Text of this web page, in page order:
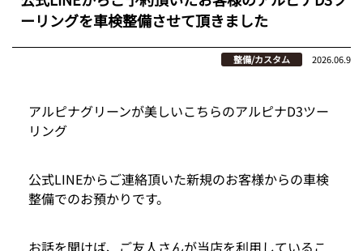
ーリングを車検整備させて頂きました
整備/カスタム 2026.06.9
アルピナグリーンが美しいこちらのアルピナD3ツー
リング
公式LINEからご連絡頂いた新規のお客様からの車検
整備でのお預かりです。
お話を聞けば、ご友人さんが当店を利用しているこ